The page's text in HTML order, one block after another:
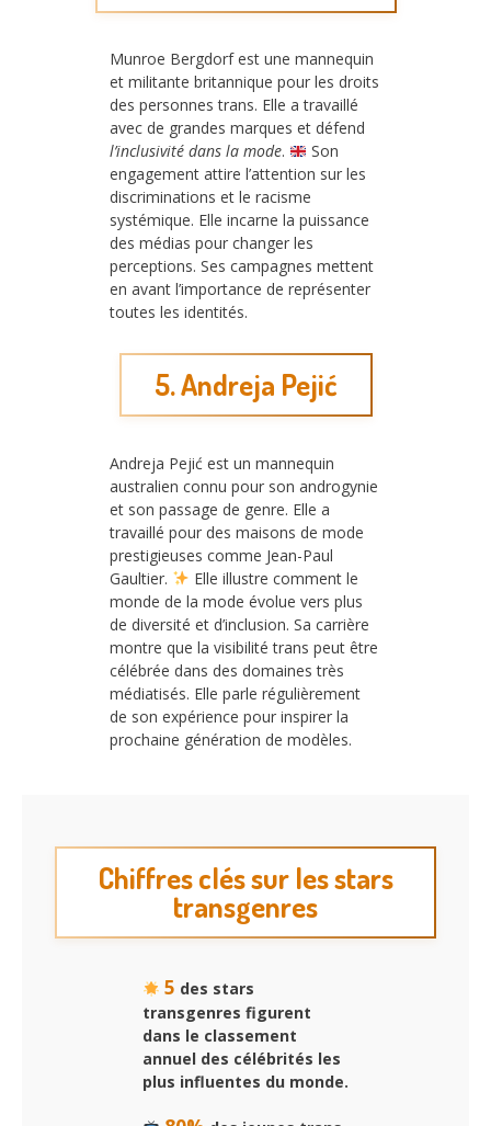
Munroe Bergdorf est une mannequin
et militante britannique pour les droits
des personnes trans. Elle a travaillé
avec de grandes marques et défend
l’inclusivité dans la mode.
Son
engagement attire l’attention sur les
discriminations et le racisme
systémique. Elle incarne la puissance
des médias pour changer les
perceptions. Ses campagnes mettent
en avant l’importance de représenter
toutes les identités.
5. Andreja Pejić
Andreja Pejić est un mannequin
australien connu pour son androgynie
et son passage de genre. Elle a
travaillé pour des maisons de mode
prestigieuses comme Jean-Paul
Gaultier.
Elle illustre comment le
monde de la mode évolue vers plus
de diversité et d’inclusion. Sa carrière
montre que la visibilité trans peut être
célébrée dans des domaines très
médiatisés. Elle parle régulièrement
de son expérience pour inspirer la
prochaine génération de modèles.
Chiffres clés sur les stars
transgenres
5 des stars
transgenres figurent
dans le classement
annuel des célébrités les
plus influentes du monde.